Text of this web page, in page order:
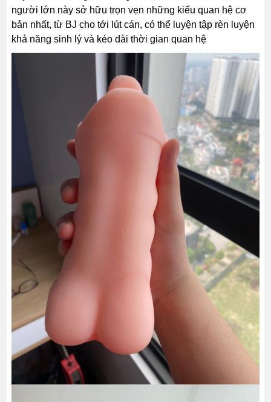
người lớn này sở hữu trọn vẹn những kiểu quan hệ cơ
bản nhất, từ BJ cho tới lút cán, có thể luyện tập rèn luyện
khả năng sinh lý và kéo dài thời gian quan hệ